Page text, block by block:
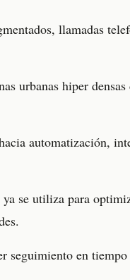
llamadas
urbanas hiper
automatización,
se utiliza para
seguimiento en